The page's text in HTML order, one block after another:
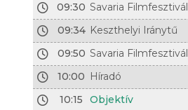
09:30 Savaria Filmfesztivál
09:34 Keszthelyi Iránytű
09:50 Savaria Filmfesztivál
10:00 Híradó
10:15
Objektív